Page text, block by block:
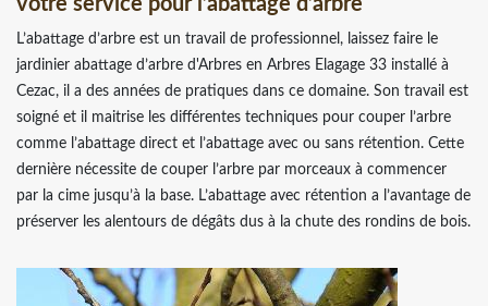
L’abattage d’arbre est un travail de professionnel, laissez faire le
jardinier abattage d’arbre d'Arbres en Arbres Elagage 33 installé à
Cezac, il a des années de pratiques dans ce domaine. Son travail est
soigné et il maitrise les différentes techniques pour couper l’arbre
comme l’abattage direct et l’abattage avec ou sans rétention. Cette
dernière nécessite de couper l’arbre par morceaux à commencer
par la cime jusqu’à la base. L’abattage avec rétention a l’avantage de
préserver les alentours de dégâts dus à la chute des rondins de bois.